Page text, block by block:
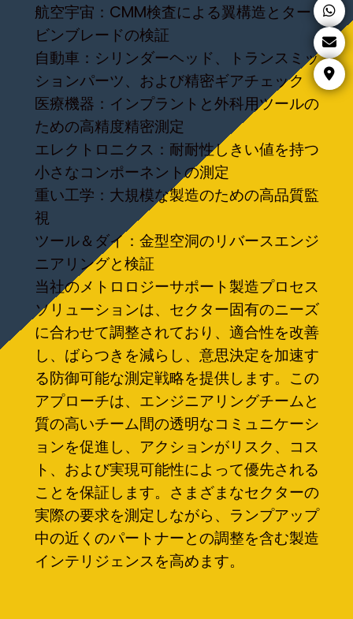
航空宇宙：CMM検査による翼構造とター
ビンブレードの検証
自動車：シリンダーヘッド、トランスミッ
ションパーツ、および精密ギアチェック
医療機器：インプラントと外科用ツールの
ための高精度精密測定
エレクトロニクス：耐耐性しきい値を持つ
小さなコンポーネントの測定
重い工学：大規模な製造のための高品質監
視
ツール＆ダイ：金型空洞のリバースエンジ
ニアリングと検証
当社のメトロロジーサポート製造プロセス
ソリューションは、セクター固有のニーズ
に合わせて調整されており、適合性を改善
し、ばらつきを減らし、意思決定を加速す
る防御可能な測定戦略を提供します。この
アプローチは、エンジニアリングチームと
質の高いチーム間の透明なコミュニケーシ
ョンを促進し、アクションがリスク、コス
ト、および実現可能性によって優先される
ことを保証します。さまざまなセクターの
実際の要求を測定しながら、ランプアップ
中の近くのパートナーとの調整を含む製造
インテリジェンスを高めます。